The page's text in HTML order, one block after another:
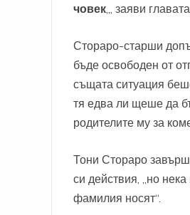
човек „, заяви
Стораро-старши
бъде освободен от
същата ситуация
тя едва ли щеше да
родителите му за
Тони Стораро
си действия, „но
фамилия носят“.